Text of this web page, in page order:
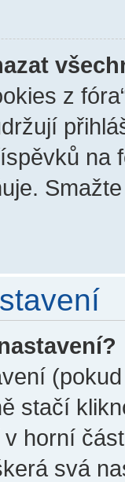
z
na
stačí
horní
svá